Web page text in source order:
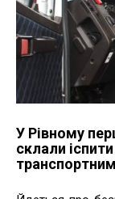
У Рівному
склали